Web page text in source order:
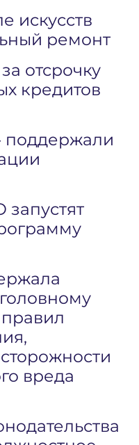
искусств
ремонт
отсрочку
кредитов
поддержали
вреда